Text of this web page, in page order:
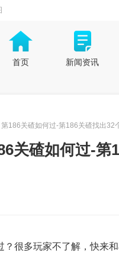
首页 新闻资讯
第186关碴如何过-第186关碴找出32
关碴如何过-
？很多玩家不了解，快来